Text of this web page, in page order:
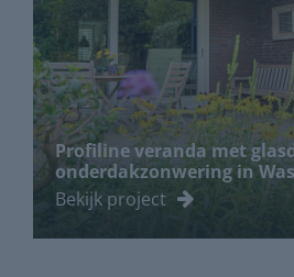
Profiline veranda met
onderdakzonwering in
Bekijk project